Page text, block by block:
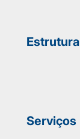
Estrutura
Serviços